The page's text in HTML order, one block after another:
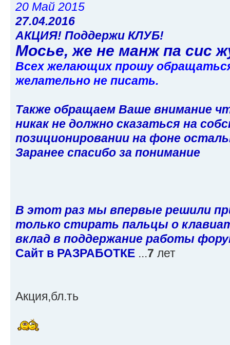
20 Май 2015
27.04.2016
АКЦИЯ! Поддержи КЛУБ!
Мосье, же не манж па сис
Всех желающих прошу
желательно не писать.
Также обращаем Ваше внимание
никак не должно сказаться на
позиционировании на фоне
Заранее спасибо за понимание
В этот раз мы впервые решили
только стирать пальцы о
вклад в поддержание работы
Сайт в РАЗРАБОТКЕ ...7 лет
Акция,бл.ть